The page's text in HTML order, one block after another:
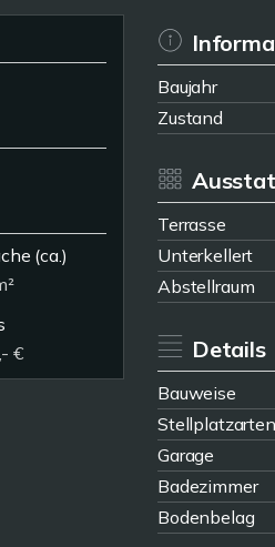
(ca.)
€
Baujahr
Zustand
Terrasse
Unterkellert
Abstellraum
Details
Bauweise
Stellplatzarten
Garage
Badezimmer
Bodenbelag